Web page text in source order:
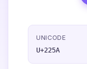
UNICODE
U+225A